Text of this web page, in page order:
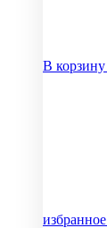
В корзину
избранное